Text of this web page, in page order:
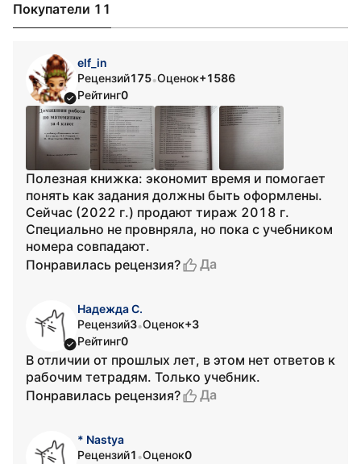
Покупатели 11
elf_in
Рецензий175•Оценок+1586
Рейтинг0
Полезная книжка: экономит время и помогает
понять как задания должны быть оформлены.
Сейчас (2022 г.) продают тираж 2018 г.
Специально не провнряла, но пока с учебником
номера совпадают.
Понравилась рецензия?
Да
Надежда С.
Рецензий3•Оценок+3
Рейтинг0
В отличии от прошлых лет, в этом нет ответов к
рабочим тетрадям. Только учебник.
Понравилась рецензия?
Да
* Nastya
Рецензий1 •Оценок0